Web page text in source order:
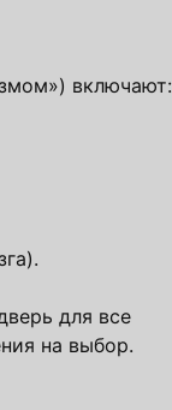
включают:
для все
на выбор.